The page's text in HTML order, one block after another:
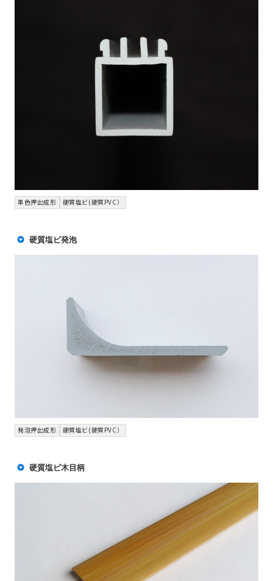
単色押出成形 硬質塩ビ(硬質PVC）
硬質塩ビ発泡
発泡押出成形 硬質塩ビ(硬質PVC）
硬質塩ビ木目柄